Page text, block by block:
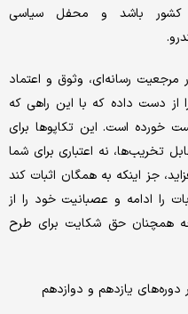
کشور باشد و محفل سیاسی
مرجعیت رسانه‌ای، وثوق و اعتماد
از دست داده که با این راهی که
خورده است. این تکاپوها برای
نه اعتباری برای شما
جز اینکه به همگان اثبات کند
را ادامه و عصبانیت خود را از
همچنان حق شکایت برای طرح
یازدهم و دوازدهم